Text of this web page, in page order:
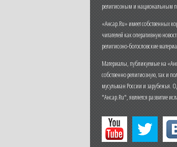
религиозным и национальным
«Ансар.Ru» имеет собственных
читателей как оперативную
религиозно-богословские
Материалы, публикуемые на
собственно религиозную, так и
мусульман России и зарубежья.
"Ансар.Ru", является развитие